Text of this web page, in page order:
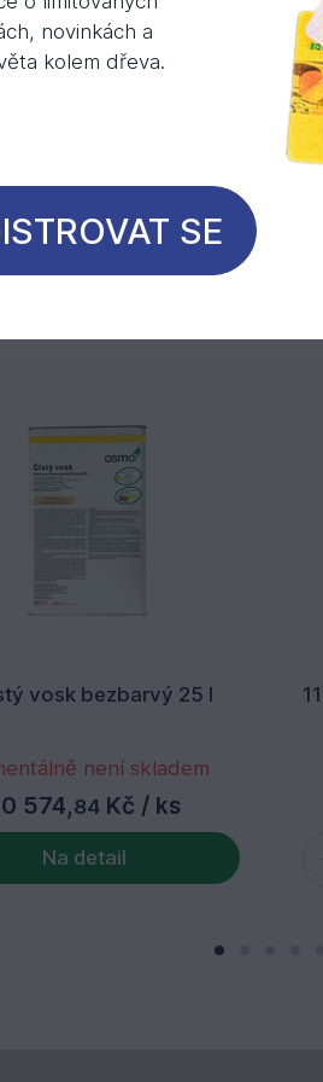
Mohlo by
vosk bezbarvý 25 l
není skladem
574,84 Kč / ks
Na detail
novinkách a
kolem dřeva.
SE